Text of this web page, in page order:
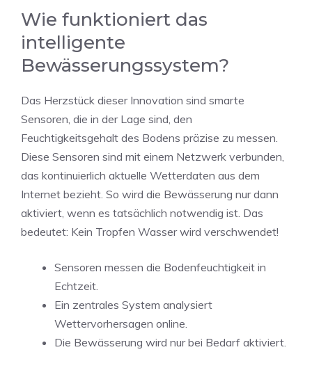
Wie funktioniert das
intelligente
Bewässerungssystem?
Das Herzstück dieser Innovation sind smarte
Sensoren, die in der Lage sind, den
Feuchtigkeitsgehalt des Bodens präzise zu messen.
Diese Sensoren sind mit einem Netzwerk verbunden,
das kontinuierlich aktuelle Wetterdaten aus dem
Internet bezieht. So wird die Bewässerung nur dann
aktiviert, wenn es tatsächlich notwendig ist. Das
bedeutet: Kein Tropfen Wasser wird verschwendet!
Sensoren messen die Bodenfeuchtigkeit in
Echtzeit.
Ein zentrales System analysiert
Wettervorhersagen online.
Die Bewässerung wird nur bei Bedarf aktiviert.